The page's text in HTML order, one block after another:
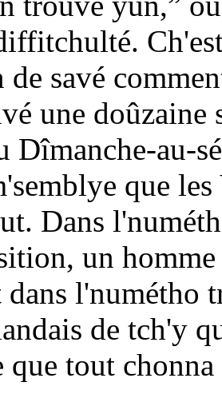
de savé
une
Dîmanche-au-
que
Dans
un
dans l'numétho
de tch'y
que tout